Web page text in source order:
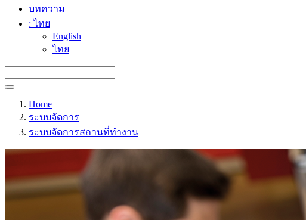
บทความ
: ไทย
English
ไทย
Home
ระบบจัดการ
ระบบจัดการสถานที่ทำงาน